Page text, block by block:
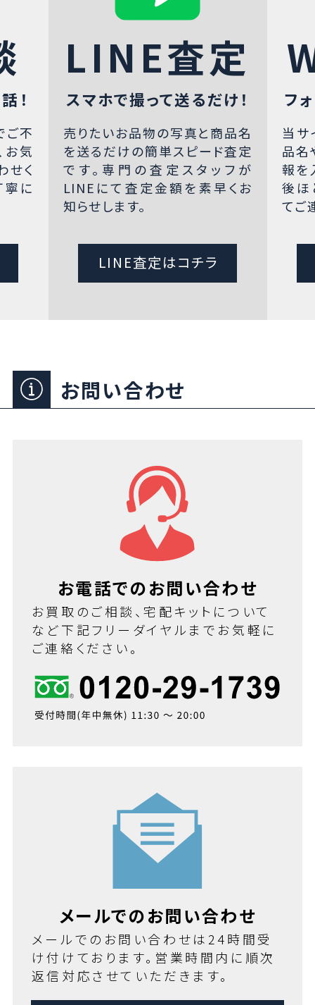
！
ご不
お気
せく
寧に
LINE査定
スマホで撮って送るだけ！
売りたいお品物の写真と商品名
を送るだけの簡単スピード査定
です。専門の査定スタッフが
LINEにて査定金額を素早くお
知らせします。
LINE査定はコチラ
フ
当サ
品名
報を
後ほ
てご
お問い合わせ
お電話でのお問い合わせ
お買取のご相談、宅配キットについて
など下記フリーダイヤルまでお気軽に
ご連絡ください。
メールでのお問い合わせ
メールでのお問い合わせは24時間受
け付けております。営業時間内に順次
返信対応させていただきます。